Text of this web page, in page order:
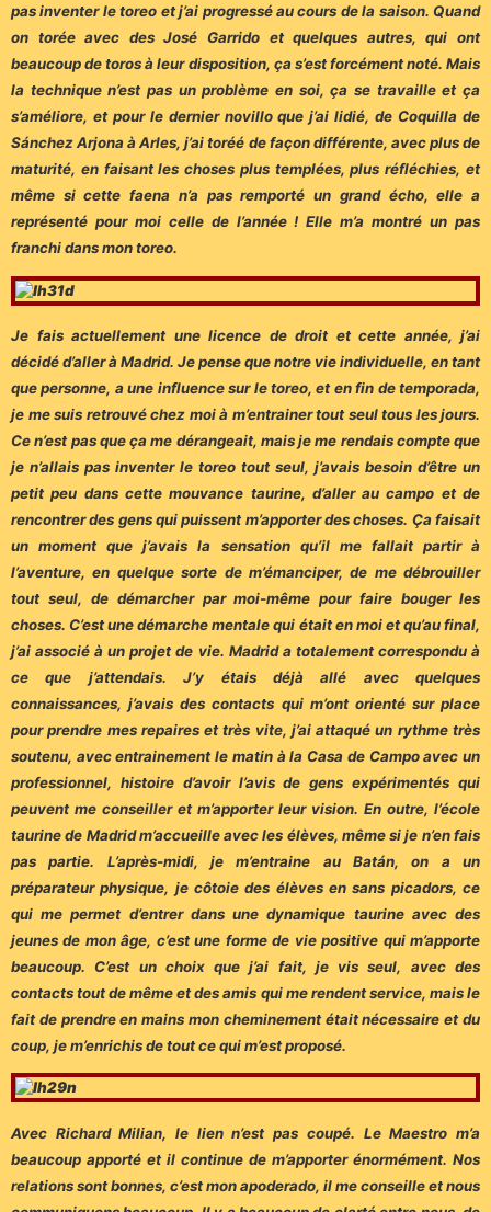
pas inventer le toreo et j’ai progressé au cours de la saison. Quand
on torée avec des José Garrido et quelques autres, qui ont
beaucoup de toros à leur disposition, ça s’est forcément noté. Mais
la technique n’est pas un problème en soi, ça se travaille et ça
s’améliore, et pour le dernier novillo que j’ai lidié, de Coquilla de
Sánchez Arjona à Arles, j’ai toréé de façon différente, avec plus de
maturité, en faisant les choses plus templées, plus réfléchies, et
même si cette faena n’a pas remporté un grand écho, elle a
représenté pour moi celle de l’année ! Elle m’a montré un pas
franchi dans mon toreo.
Je fais actuellement une licence de droit et cette année, j’ai
décidé d’aller à Madrid. Je pense que notre vie individuelle, en tant
que personne, a une influence sur le toreo, et en fin de temporada,
je me suis retrouvé chez moi à m’entrainer tout seul tous les jours.
Ce n’est pas que ça me dérangeait, mais je me rendais compte que
je n’allais pas inventer le toreo tout seul, j’avais besoin d’être un
petit peu dans cette mouvance taurine, d’aller au campo et de
rencontrer des gens qui puissent m’apporter des choses. Ça faisait
un moment que j’avais la sensation qu’il me fallait partir à
l’aventure, en quelque sorte de m’émanciper, de me débrouiller
tout seul, de démarcher par moi-même pour faire bouger les
choses. C’est une démarche mentale qui était en moi et qu’au final,
j’ai associé à un projet de vie. Madrid a totalement correspondu à
ce que j’attendais. J’y étais déjà allé avec quelques
connaissances, j’avais des contacts qui m’ont orienté sur place
pour prendre mes repaires et très vite, j’ai attaqué un rythme très
soutenu, avec entrainement le matin à la Casa de Campo avec un
professionnel, histoire d’avoir l’avis de gens expérimentés qui
peuvent me conseiller et m’apporter leur vision. En outre, l’école
taurine de Madrid m’accueille avec les élèves, même si je n’en fais
pas partie. L’après-midi, je m’entraine au Batán, on a un
préparateur physique, je côtoie des élèves en sans picadors, ce
qui me permet d’entrer dans une dynamique taurine avec des
jeunes de mon âge, c’est une forme de vie positive qui m’apporte
beaucoup. C’est un choix que j’ai fait, je vis seul, avec des
contacts tout de même et des amis qui me rendent service, mais le
fait de prendre en mains mon cheminement était nécessaire et du
coup, je m’enrichis de tout ce qui m’est proposé.
Avec Richard Milian, le lien n’est pas coupé. Le Maestro m’a
beaucoup apporté et il continue de m’apporter énormément. Nos
relations sont bonnes, c’est mon apoderado, il me conseille et nous